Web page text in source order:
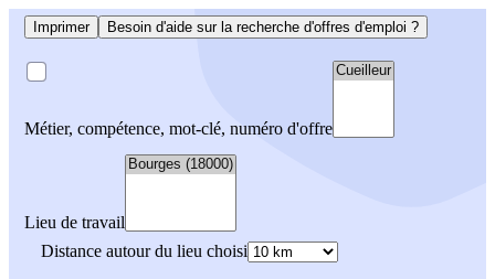
Imprimer Besoin d'aide sur la recherche d'offres d'emploi ?
Métier, compétence, mot-clé, numéro d'offre
Lieu de travail
Distance autour du lieu choisi